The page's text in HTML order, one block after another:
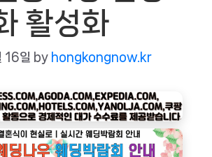
활성화
16일 by hongkongnow.kr